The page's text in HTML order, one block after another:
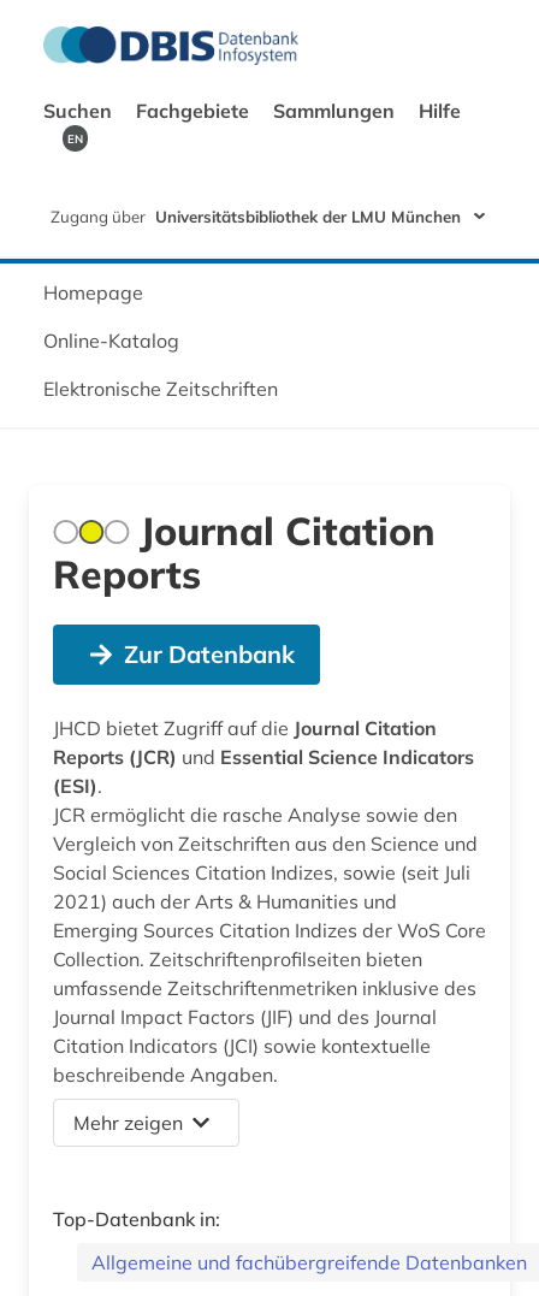
Suchen Fachgebiete Sammlungen Hilfe
EN
Zugang über Universitätsbibliothek der LMU München
Homepage
Online-Katalog
Elektronische Zeitschriften
Journal Citation
Reports
Zur Datenbank
JHCD bietet Zugriff auf die Journal Citation
Reports (JCR) und Essential Science Indicators
(ESI).
JCR ermöglicht die rasche Analyse sowie den
Vergleich von Zeitschriften aus den Science und
Social Sciences Citation Indizes, sowie (seit Juli
2021) auch der Arts & Humanities und
Emerging Sources Citation Indizes der WoS Core
Collection. Zeitschriftenprofilseiten bieten
umfassende Zeitschriftenmetriken inklusive des
Journal Impact Factors (JIF) und des Journal
Citation Indicators (JCI) sowie kontextuelle
beschreibende Angaben.
Mehr zeigen
Top-Datenbank in:
Allgemeine und fachübergreifende Datenbanken